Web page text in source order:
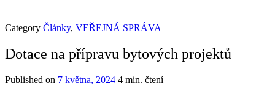
Category Články, VEŘEJNÁ SPRÁVA
Dotace na přípravu bytových projektů
Published on 7 května, 2024 4 min. čtení